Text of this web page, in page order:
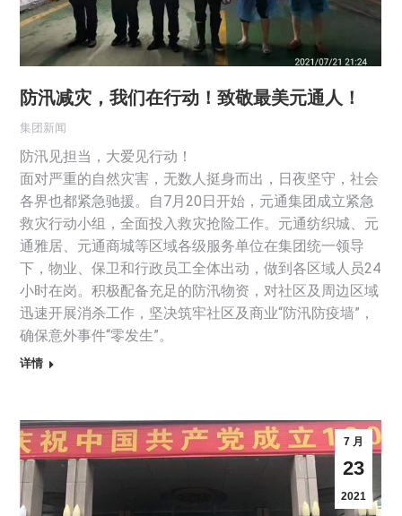
防汛减灾，我们在行动！致敬最美元通人！
集团新闻
防汛见担当，大爱见行动！
面对严重的自然灾害，无数人挺身而出，日夜坚守，社会
各界也都紧急驰援。自7月20日开始，元通集团成立紧急
救灾行动小组，全面投入救灾抢险工作。元通纺织城、元
通雅居、元通商城等区域各级服务单位在集团统一领导
下，物业、保卫和行政员工全体出动，做到各区域人员24
小时在岗。积极配备充足的防汛物资，对社区及周边区域
迅速开展消杀工作，坚决筑牢社区及商业“防汛防疫墙”，
确保意外事件“零发生”。
详情
7 月
23
2021